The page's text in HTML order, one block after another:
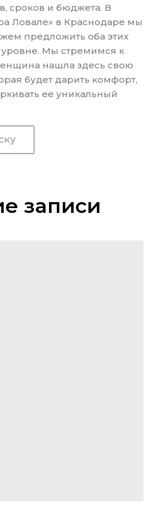
сроков и бюджета. В
Ловале» в Краснодаре мы
предложить оба этих
Мы стремимся к
нашла здесь свою
будет дарить комфорт,
ее уникальный
записи